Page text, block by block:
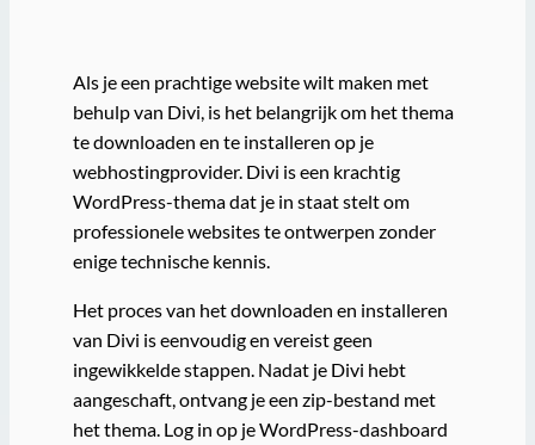
Als je een prachtige website wilt maken met
behulp van Divi, is het belangrijk om het thema
te downloaden en te installeren op je
webhostingprovider. Divi is een krachtig
WordPress-thema dat je in staat stelt om
professionele websites te ontwerpen zonder
enige technische kennis.
Het proces van het downloaden en installeren
van Divi is eenvoudig en vereist geen
ingewikkelde stappen. Nadat je Divi hebt
aangeschaft, ontvang je een zip-bestand met
het thema. Log in op je WordPress-dashboard